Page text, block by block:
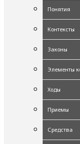
Понятия
Контексты
Законы
Элементы
Ходы
Приемы
Средства